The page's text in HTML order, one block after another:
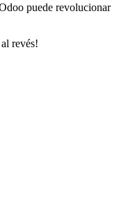
puede revolucionar
revés!